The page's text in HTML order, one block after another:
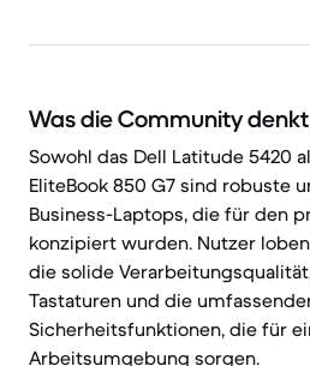
Was die Community denkt
Sowohl das Dell Latitude 5420
EliteBook 850 G7 sind robuste
Business-Laptops, die für den
konzipiert wurden. Nutzer
die solide
Tastaturen und die
Sicherheitsfunktionen, die für
Arbeitsumgebung sorgen.